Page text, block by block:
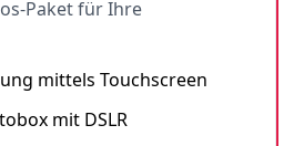
Paket für Ihre
mittels Touchscreen
mit DSLR